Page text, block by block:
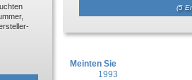
(5
Meinten Sie
1993